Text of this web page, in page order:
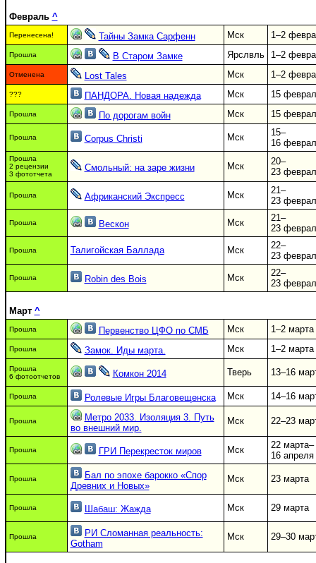
Февраль ^
Перенесена! Тайны Замка Сарфенн Мск 1–2
Прошла В Старом Замке Ярслвль 1–2
Отменена Lost Tales Мск 1–2
??? ПАНДОРА. Новая надежда Мск 15
Прошла По дорогам войн Мск 15
Прошла Corpus Christi Мск
15–
16
Прошла
2 рецензии
3 фототчета
Смольный: на заре жизни Мск
20–
23
Прошла Африканский Экспресс Мск
21–
23
Прошла Вескон Мск
21–
23
Прошла Талигойская Баллада Мск
22–
23
Прошла Robin des Bois Мск
22–
23
Март ^
Прошла Первенство ЦФО по СМБ Мск 1–2 марта
Прошла Замок. Иды марта. Мск 1–2 марта
Прошла
6 фотоотчетов
Комкон 2014 Тверь 13–16
Прошла Ролевые Игры Благовещенска Мск 14–16
Прошла
Метро 2033. Изоляция 3. Путь
во внешний мир.
Мск 22–23
Прошла ГРИ Перекресток миров Мск
22 марта–
16 апреля
Прошла
Бал по эпохе барокко «Спор
Древних и Новых»
Мск 23 марта
Прошла Шабаш: Жажда Мск 29 марта
Прошла
РИ Сломанная реальность:
Gotham
Мск 29–30